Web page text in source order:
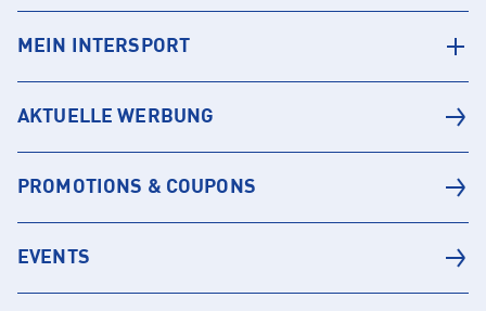
MEIN INTERSPORT
AKTUELLE WERBUNG
PROMOTIONS & COUPONS
EVENTS